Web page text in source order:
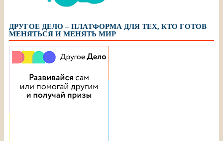
ДРУГОЕ ДЕЛО – ПЛАТФОРМА ДЛЯ ТЕХ, КТО ГОТОВ
МЕНЯТЬСЯ И МЕНЯТЬ МИР